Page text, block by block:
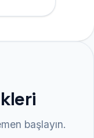
başlayın.